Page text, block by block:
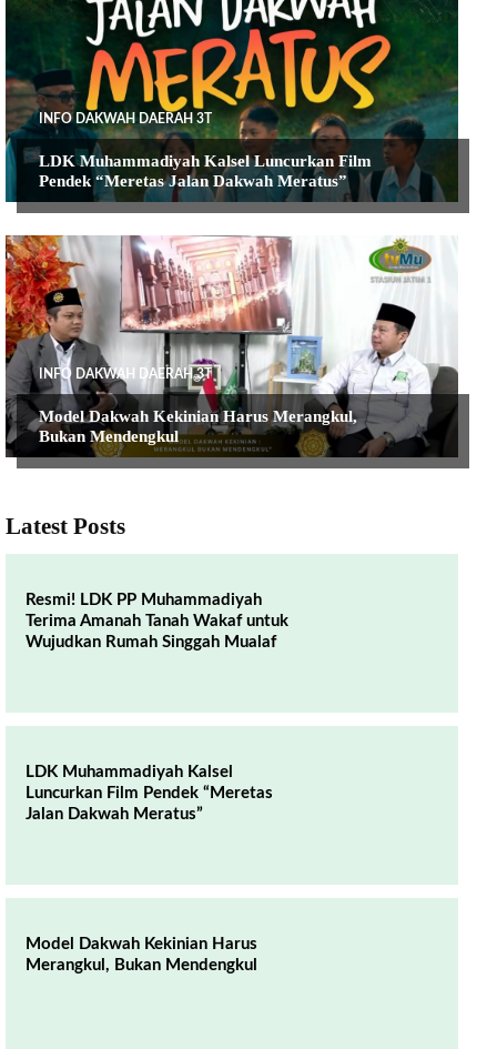
INFO DAKWAH DAERAH 3T
LDK Muhammadiyah Kalsel Luncurkan Film
Pendek “Meretas Jalan Dakwah Meratus”
INFO DAKWAH DAERAH 3T
Model Dakwah Kekinian Harus Merangkul,
Bukan Mendengkul
Latest Posts
Resmi! LDK PP Muhammadiyah
Terima Amanah Tanah Wakaf untuk
Wujudkan Rumah Singgah Mualaf
LDK Muhammadiyah Kalsel
Luncurkan Film Pendek “Meretas
Jalan Dakwah Meratus”
Model Dakwah Kekinian Harus
Merangkul, Bukan Mendengkul